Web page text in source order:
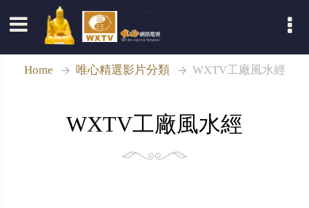
Home 唯心精選影片分類 WXTV工廠風水經
WXTV工廠風水經